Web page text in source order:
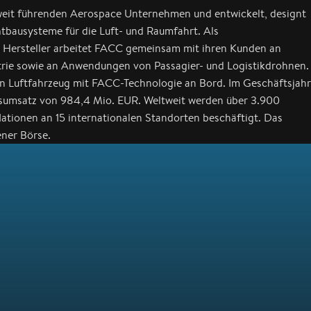
führenden Aerospace Unternehmen und entwickelt, designt
für die Luft- und Raumfahrt. Als
arbeitet FACC gemeinsam mit ihren Kunden an
sowie an Anwendungen von Passagier- und Logistikdrohnen.
Luftfahrzeug mit FACC-Technologie an Bord. Im Geschäftsjahr
von 984,4 Mio. EUR. Weltweit werden über 3.900
an 15 internationalen Standorten beschäftigt. Das
Börse.